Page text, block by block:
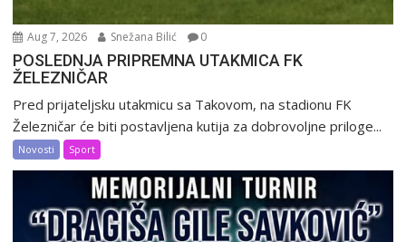
Aug 7, 2026 Snežana Bilić 0
POSLEDNJA PRIPREMNA UTAKMICA FK
ŽELEZNIČAR
Pred prijateljsku utakmicu sa Takovom, na stadionu FK
Železničar će biti postavljena kutija za dobrovoljne priloge...
Novosti Sport